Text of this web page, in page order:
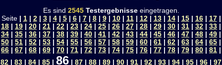
Es sind 2545 Testergebnisseeingetragen.
Seite| 1| 2| 3| 4| 5| 6| 7| 8| 9| 10| 11| 12| 13| 14| 15| 16| 17|
18 | 19 | 20 | 21 | 22 | 23 | 24 | 25 | 26 | 27 | 28 | 29 | 30 | 31 | 32 | 33 |
34 | 35 | 36 | 37 | 38 | 39 | 40 | 41 | 42 | 43 | 44 | 45 | 46 | 47 | 48 | 49 |
50 | 51 | 52 | 53 | 54 | 55 | 56 | 57 | 58 | 59 | 60 | 61 | 62 | 63 | 64 | 65 |
66 | 67 | 68 | 69 | 70 | 71 | 72 | 73 | 74 | 75 | 76 | 77 | 78 | 79 | 80 | 81 |
82 | 83 | 84 | 85 | 86 | 87 | 88 | 89 | 90 | 91 | 92 | 93 | 94 | 95 | 96 | 97